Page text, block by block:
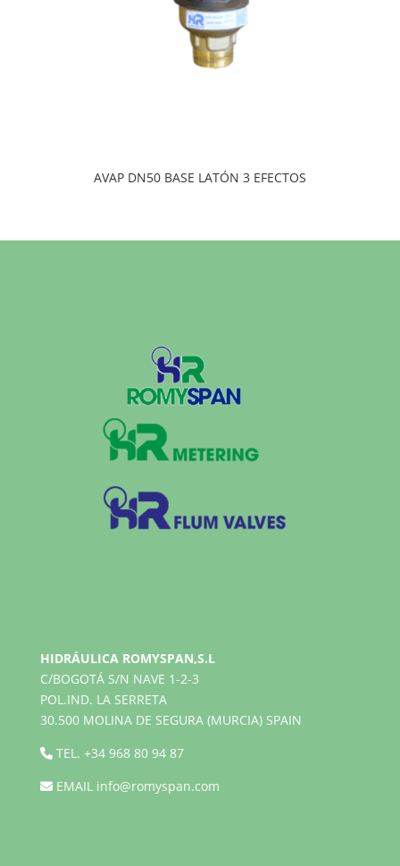
AVAP DN50 BASE LATÓN 3 EFECTOS
HIDRÁULICA ROMYSPAN,S.L
C/BOGOTÁ S/N NAVE 1-2-3
POL.IND. LA SERRETA
30.500 MOLINA DE SEGURA (MURCIA) SPAIN
TEL. +34 968 80 94 87
EMAIL info@romyspan.com